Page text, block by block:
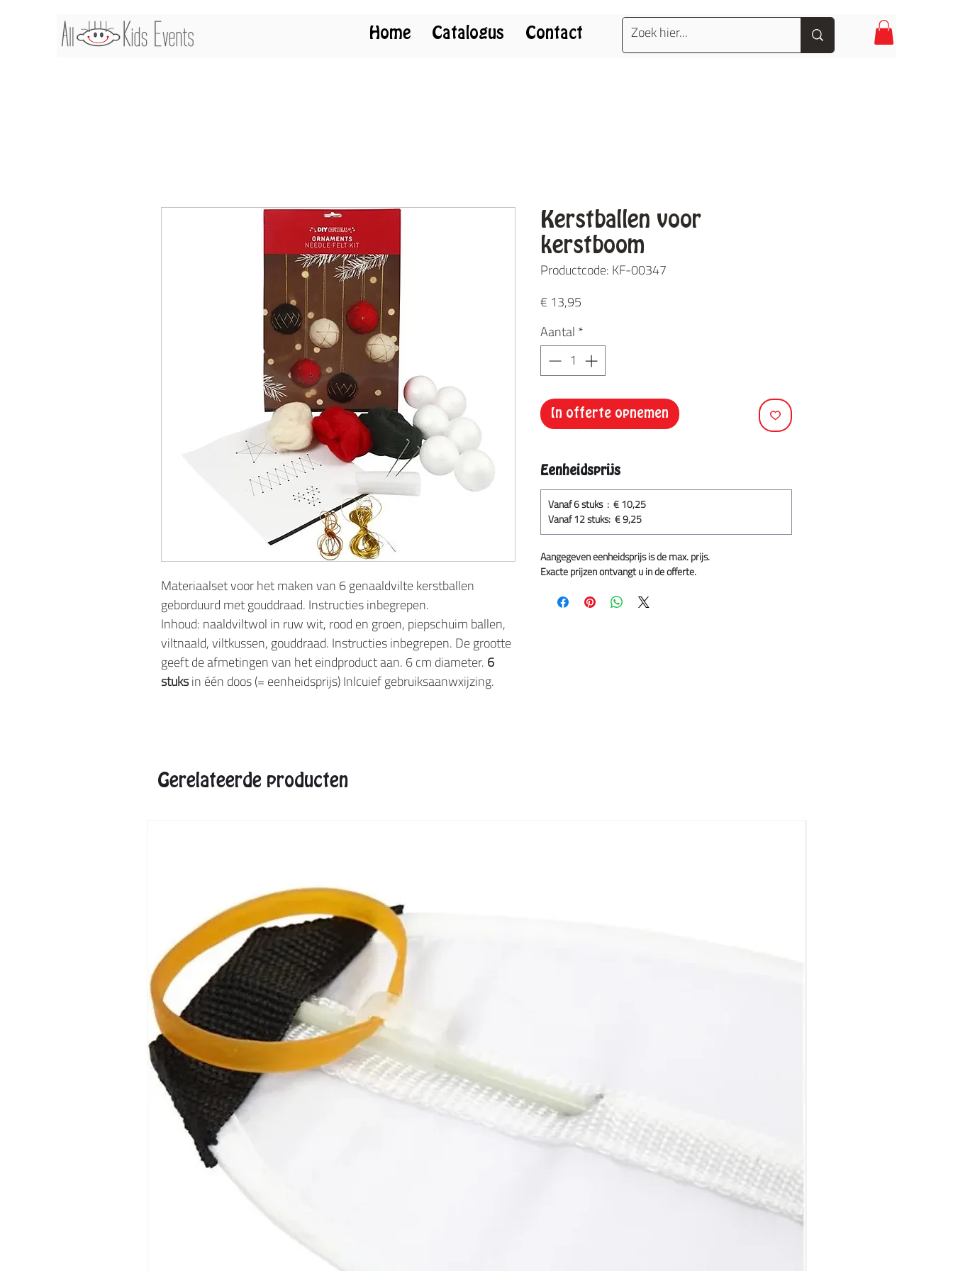
Home Catalogus Contact
Materiaalset voor het maken van 6 genaaldvilte kerstballen
geborduurd met gouddraad. Instructies inbegrepen.
Inhoud: naaldviltwol in ruw wit, rood en groen, piepschuim ballen,
viltnaald, viltkussen, gouddraad. Instructies inbegrepen. De grootte
geeft de afmetingen van het eindproduct aan. 6 cm diameter.6
stuksin één doos (= eenheidsprijs) Inlcuief gebruiksaanwxijzing.
Kerstballen voor
kerstboom
Productcode: KF-00347
€ 13,95
Aantal*
In offerte opnemen
Eenheidsprijs
Vanaf 6 stuks : € 10,25
Vanaf 12 stuks: € 9,25
Aangegeven eenheidsprijs is de max. prijs.
Exacte prijzen ontvangt u in de offerte.
Gerelateerde producten